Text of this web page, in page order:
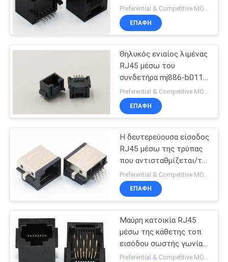
B411-HRN1 τρυπών
ΕΠΑΦΉ
Θηλυκός ενιαίος λιμένας
RJ45 μέσω του
συνδετήρα mj886-b011-
hlpdn1-γ τρυπών
ΕΠΑΦΉ
Η δευτερεύουσα είσοδος
RJ45 μέσω της τρύπας
που αντισταθμίζεται/τα
PCB προεξοχών
τοποθετεί το ύψος
6.0mm Jack
ΕΠΑΦΉ
Μαύρη κατοικία RJ45
μέσω της κάθετης τοπ
εισόδου σωστής γωνίας
συνδετήρων τρυπών
Preferential & Competitive MOQ:2000